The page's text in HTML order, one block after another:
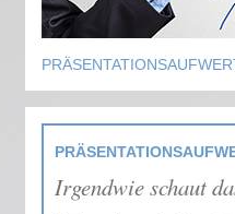
Irgendwie schaut